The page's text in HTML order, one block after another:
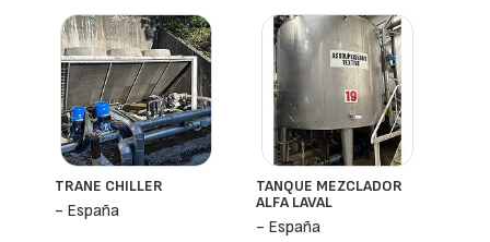
TRANE CHILLER
- España
TANQUE MEZCLADOR
ALFA LAVAL
- España